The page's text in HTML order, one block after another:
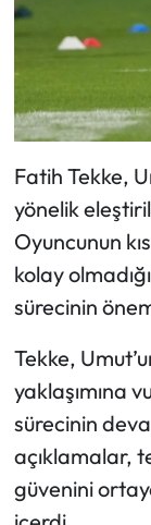
Fatih Tekke,
yönelik
Oyuncunun
kolay
sürecinin
Tekke,
yaklaşımına
sürecinin
açıklamalar,
güvenini